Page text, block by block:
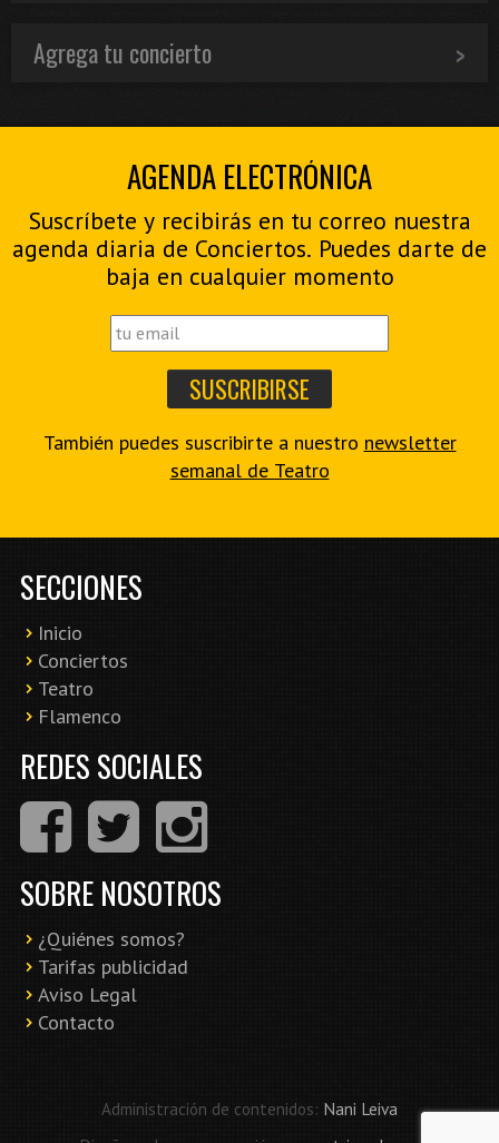
Agrega tu concierto
AGENDA ELECTRÓNICA
Suscríbete y recibirás en tu correo nuestra
agenda diaria de Conciertos. Puedes darte de
baja en cualquier momento
También puedes suscribirte a nuestro newsletter
semanal de Teatro
SECCIONES
Inicio
Conciertos
Teatro
Flamenco
REDES SOCIALES
SOBRE NOSOTROS
¿Quiénes somos?
Tarifas publicidad
Aviso Legal
Contacto
Administración de contenidos: Nani Leiva